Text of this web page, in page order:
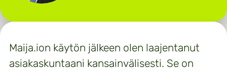
Maija.ion käytön jälkeen olen laajentanut
asiakaskuntaani kansainvälisesti. Se on